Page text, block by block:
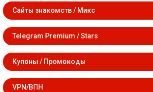
Сайты знакомств / Микс
Telegram Premium / Stars
Купоны / Промокоды
VPN/ВПН